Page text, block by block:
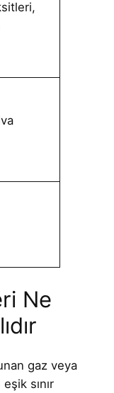
Ne
gaz veya
sınır